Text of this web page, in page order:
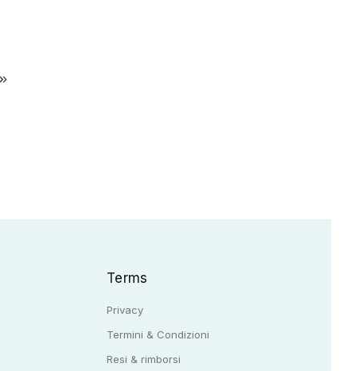
Terms
Privacy
Termini & Condizioni
Resi & rimborsi